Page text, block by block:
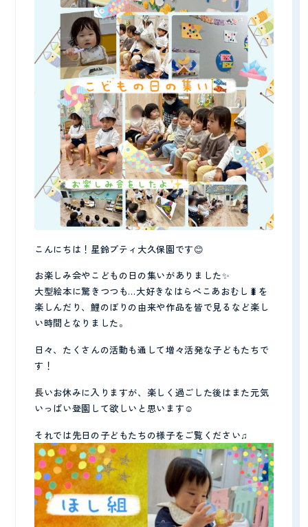
CONTACT
プライバシーポリシー
こんにちは！星鈴プティ大久保園です😊
お楽しみ会やこどもの日の集いがありました✨
大型絵本に驚きつつも…大好きなはらぺこあおむし🐛を
楽しんだり、鯉のぼりの由来や作品を皆で見るなど楽し
い時間となりました。
日々、たくさんの活動も通して増々活発な子どもたちで
す！
長いお休みに入りますが、楽しく過ごした後はまた元気
いっぱい登園して欲しいと思います☺️
それでは先日の子どもたちの様子をご覧ください♫